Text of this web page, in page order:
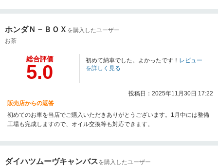
ホンダＮ－ＢＯＸ を購入したユーザー
お茶
総合評価
5.0
初めて納車でした。よかったです！ レビュー
を詳しく見る
投稿日：2025年11月30日 17:22
販売店からの返答
初めてのお車を当店でご購入いただきありがとうございます。1月中には整備
工場も完成しますので、オイル交換等も対応できます。
ダイハツムーヴキャンバスを購入したユーザー